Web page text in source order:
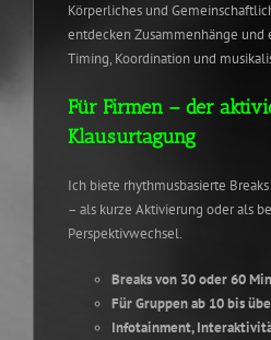
Körperliches und
entdecken Zusammenhänge
Timing, Koordination und
Für Firmen – der
Klausurtagung
Ich biete rhythmusbasierte
– als kurze Aktivierung oder als
Perspektivwechsel.
Breaks von 30 oder 60
Für Gruppen ab 10 bis
Infotainment,